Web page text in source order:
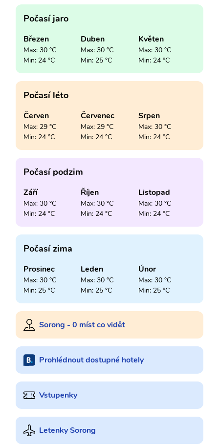
Počasí jaro
Březen
Max: 30 °C
Min: 24 °C
Duben
Max: 30 °C
Min: 25 °C
Květen
Max: 30 °C
Min: 24 °C
Počasí léto
Červen
Max: 29 °C
Min: 24 °C
Červenec
Max: 29 °C
Min: 24 °C
Srpen
Max: 30 °C
Min: 24 °C
Počasí podzim
Září
Max: 30 °C
Min: 24 °C
Říjen
Max: 30 °C
Min: 24 °C
Listopad
Max: 30 °C
Min: 24 °C
Počasí zima
Prosinec
Max: 30 °C
Min: 25 °C
Leden
Max: 30 °C
Min: 25 °C
Únor
Max: 30 °C
Min: 25 °C
Sorong - 0 míst co vidět
Prohlédnout dostupné hotely
Vstupenky
Letenky Sorong